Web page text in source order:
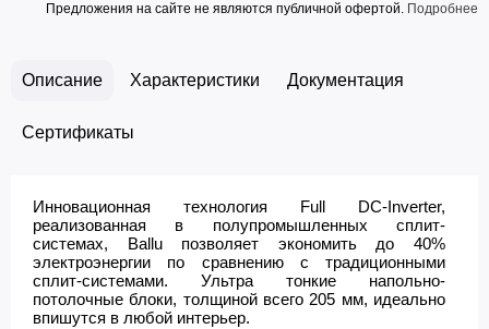
Предложения на сайте не являются публичной офертой. Подробнее
Описание Характеристики Документация
Сертификаты
Инновационная технология Full DC-Inverter,
реализованная в полупромышленных сплит-
системах, Ballu позволяет экономить до 40%
электроэнергии по сравнению с традиционными
сплит-системами. Ультра тонкие напольно-
потолочные блоки, толщиной всего 205 мм, идеально
впишутся в любой интерьер.